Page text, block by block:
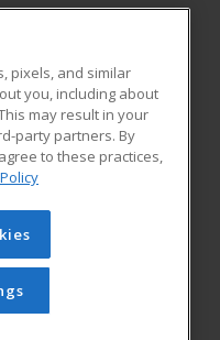
Blog
Learning. All rights
be reproduced or
prior written
Privacy Policy
pixels, and similar
you, including about
may result in your
party partners. By
to these practices,